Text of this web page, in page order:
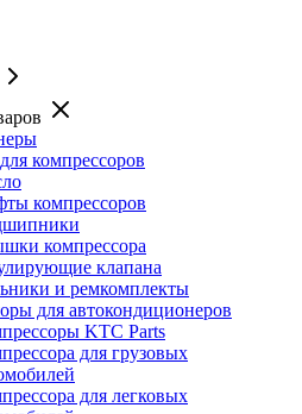
компрессоров
компрессоров
компрессора
клапана
и ремкомплекты
для автокондиционеров
KTC Parts
для грузовых
для легковых